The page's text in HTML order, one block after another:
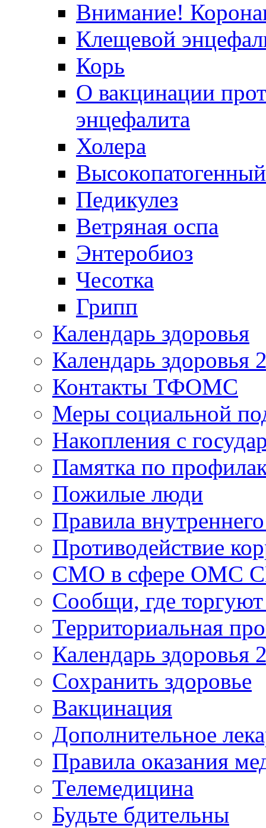
Внимание!
Клещевой
Корь
О вакцинации
энцефалита
Холера
Педикулез
Ветряная оспа
Энтеробиоз
Чесотка
Грипп
Календарь здоровья
Календарь здоровья
Контакты ТФОМС
Меры социальной
Накопления с
Памятка по
Пожилые люди
Правила
Противодействие
СМО в сфере ОМС
Сообщи, где
Территориальная
Календарь здоровья
Сохранить здоровье
Вакцинация
Дополнительное
Правила оказания
Телемедицина
Будьте бдительны